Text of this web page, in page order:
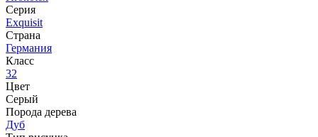
Серия
Exquisit
Страна
Германия
Класс
32
Цвет
Серый
Порода дерева
Дуб